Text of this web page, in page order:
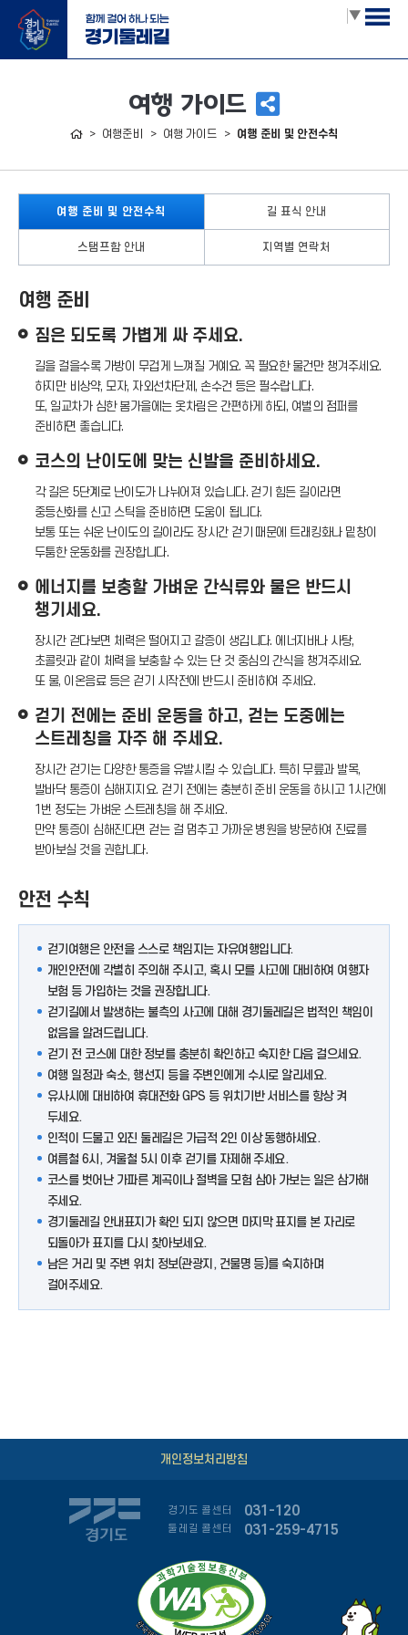
▼
여행 가이드
홈 여행준비 여행 가이드 여행 준비 및 안전수칙
여행 준비 및 안전수칙 길 표식 안내
스탬프함 안내 지역별 연락처
여행 준비
짐은 되도록 가볍게 싸 주세요.
길을 걸을수록 가방이 무겁게 느껴질 거예요. 꼭 필요한 물건만 챙겨주세요.
하지만 비상약, 모자, 자외선차단제, 손수건 등은 필수랍니다.
또, 일교차가 심한 봄가을에는 옷차림은 간편하게 하되, 여벌의 점퍼를
준비하면 좋습니다.
코스의 난이도에 맞는 신발을 준비하세요.
각 길은 5단계로 난이도가 나뉘어져 있습니다. 걷기 힘든 길이라면
중등산화를 신고 스틱을 준비하면 도움이 됩니다.
보통 또는 쉬운 난이도의 길이라도 장시간 걷기 때문에 트래킹화나 밑창이
두툼한 운동화를 권장합니다.
에너지를 보충할 가벼운 간식류와 물은 반드시
챙기세요.
장시간 걷다보면 체력은 떨어지고 갈증이 생깁니다. 에너지바나 사탕,
초콜릿과 같이 체력을 보충할 수 있는 단 것 중심의 간식을 챙겨주세요.
또 물, 이온음료 등은 걷기 시작전에 반드시 준비하여 주세요.
걷기 전에는 준비 운동을 하고, 걷는 도중에는
스트레칭을 자주 해 주세요.
장시간 걷기는 다양한 통증을 유발시킬 수 있습니다. 특히 무릎과 발목,
발바닥 통증이 심해지지요. 걷기 전에는 충분히 준비 운동을 하시고 1시간에
1번 정도는 가벼운 스트레칭을 해 주세요.
만약 통증이 심해진다면 걷는 걸 멈추고 가까운 병원을 방문하여 진료를
받아보실 것을 권합니다.
안전 수칙
걷기여행은 안전을 스스로 책임지는 자유여행입니다.
개인안전에 각별히 주의해 주시고, 혹시 모를 사고에 대비하여 여행자
보험 등 가입하는 것을 권장합니다.
걷기길에서 발생하는 불측의 사고에 대해 경기둘레길은 법적인 책임이
없음을 알려드립니다.
걷기 전 코스에 대한 정보를 충분히 확인하고 숙지한 다음 걸으세요.
여행 일정과 숙소, 행선지 등을 주변인에게 수시로 알리세요.
유사시에 대비하여 휴대전화 GPS 등 위치기반 서비스를 항상 켜
두세요.
인적이 드물고 외진 둘레길은 가급적 2인 이상 동행하세요.
여름철 6시, 겨울철 5시 이후 걷기를 자제해 주세요.
코스를 벗어난 가파른 계곡이나 절벽을 모험 삼아 가보는 일은 삼가해
주세요.
경기둘레길 안내표지가 확인 되지 않으면 마지막 표지를 본 자리로
되돌아가 표지를 다시 찾아보세요.
남은 거리 및 주변 위치 정보(관광지, 건물명 등)를 숙지하며
걸어주세요.
경기도 콜센터
둘레길 콜센터
031-120
031-259-4715
개인정보처리방침